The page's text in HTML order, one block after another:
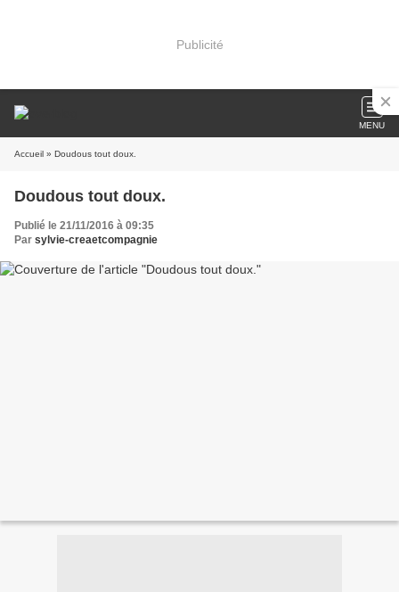
Publicité
MENU
Accueil » Doudous tout doux.
Doudous tout doux.
Publié le 21/11/2016 à 09:35
Par sylvie-creaetcompagnie